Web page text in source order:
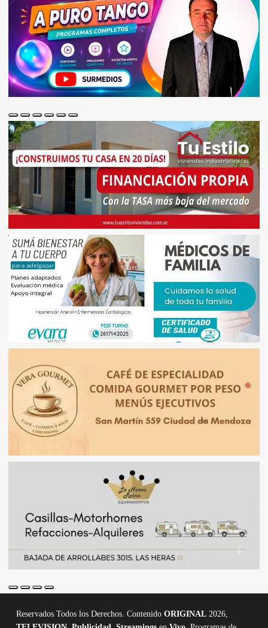
Reservados Todos los Derechos. Contenido ORIGINAL2026,